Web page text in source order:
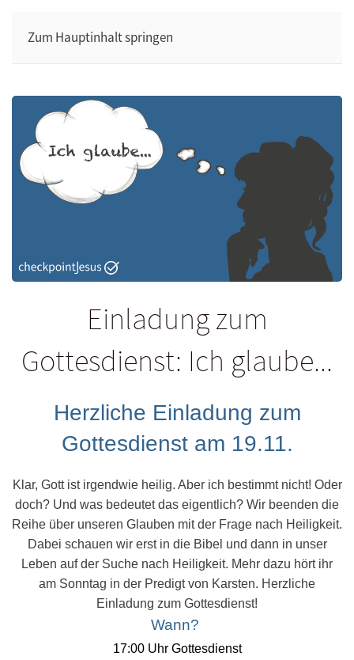
Zum Hauptinhalt springen
Einladung zum
Gottesdienst: Ich glaube...
Herzliche Einladung zum
Gottesdienst am 19.11.
Klar, Gott ist irgendwie heilig. Aber ich bestimmt nicht! Oder
doch? Und was bedeutet das eigentlich? Wir beenden die
Reihe über unseren Glauben mit der Frage nach Heiligkeit.
Dabei schauen wir erst in die Bibel und dann in unser
Leben auf der Suche nach Heiligkeit. Mehr dazu hört ihr
am Sonntag in der Predigt von Karsten. Herzliche
Einladung zum Gottesdienst!
Wann?
17:00 Uhr Gottesdienst